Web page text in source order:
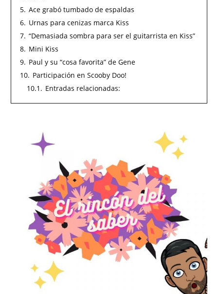
5. Ace grabó tumbado de espaldas
6. Urnas para cenizas marca Kiss
7. “Demasiada sombra para ser el guitarrista en Kiss”
8. Mini Kiss
9. Paul y su “cosa favorita” de Gene
10. Participación en Scooby Doo!
10.1. Entradas relacionadas: